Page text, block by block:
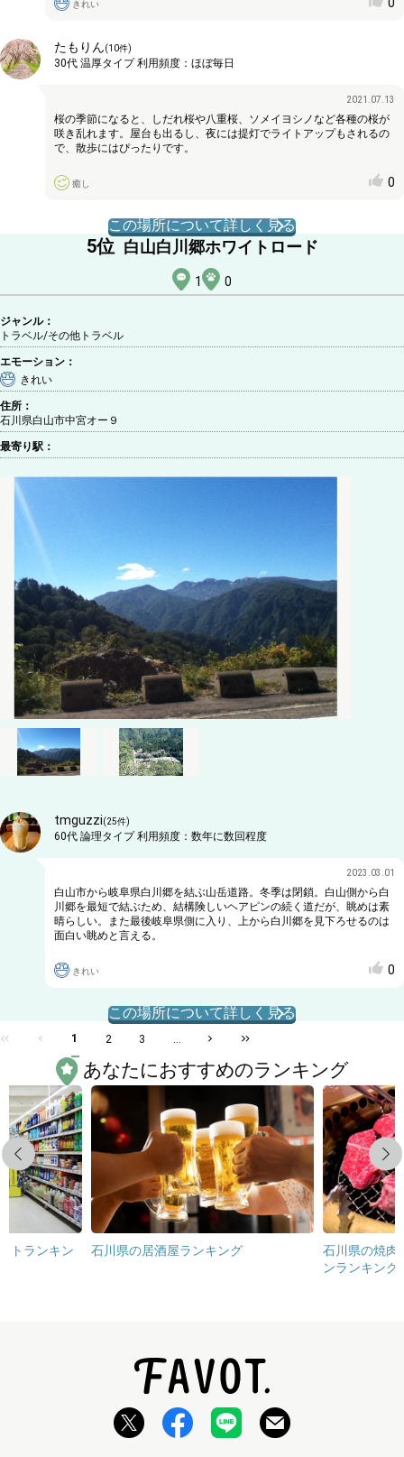
きれい 0
たもりん(10件)
30代 温厚タイプ利用頻度： ほぼ毎日
2021.07.13
桜の季節になると、しだれ桜や八重桜、ソメイヨシノなど各種の桜が
咲き乱れます。屋台も出るし、夜には提灯でライトアップもされるの
で、散歩にはぴったりです。
癒し 0
この場所について詳しく見る
5位 白山白川郷ホワイトロード
1 0
ジャンル：
トラベル/その他トラベル
エモーション：
きれい
住所：
石川県白山市中宮オー９
最寄り駅：
tmguzzi(25件)
60代 論理タイプ利用頻度： 数年に数回程度
2023.03.01
白山市から岐阜県白川郷を結ぶ山岳道路。冬季は閉鎖。白山側から白
川郷を最短で結ぶため、結構険しいヘアピンの続く道だが、眺めは素
晴らしい。また最後岐阜県側に入り、上から白川郷を見下ろせるのは
面白い眺めと言える。
きれい 0
この場所について詳しく見る
1 2 3 ...
あなたにおすすめのランキング
Previous
トランキン 石川県の居酒屋ランキング
石川県の焼肉
ンランキング
Next